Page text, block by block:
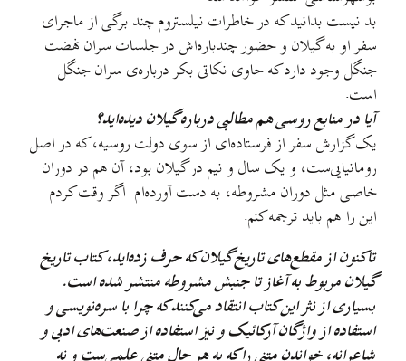
بد نیست بدانید که در خاطرات نیلستروم چند برگی از ماجرای
سفر او به گیلان و حضور چندباره‌اش در جلسات سران نهضت
جنگل وجود دارد که حاوی نکاتی بکر درباره‌ی سران جنگل
است.
آیا در منابع روسی هم مطالبی درباره گیلان دیده‌اید؟
یک گزارش سفر از فرستاده‌ا‌ی از سوی دولت روسیه، که در اصل
رومانیایی‌ست، و یک سال و نیم در گیلان بود، آن هم در دوران
خاصی مثل دوران مشروطه، به دست آورده‌ام. اگر وقت کردم
این را هم باید ترجمه کنم.
تاکنون از مقطع‌های تاریخ گیلان که حرف زده‌اید، کتاب تاریخ
گیلان مربوط به آغاز تا جنبش مشروطه منتشر شده است.
بسیاری از نثر این کتاب انتقاد می‌کنند که چرا با سره‌نویسی و
استفاده از واژگان آرکائیک و نیز استفاده از صنعت‌های ادبی و
شاعرانه، خواندن متنی را که به هر حال متنی علمی‌ست و نه